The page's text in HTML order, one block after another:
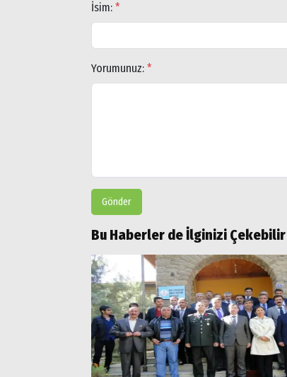
İsim: *
Yorumunuz: *
Gönder
Bu Haberler de İlginizi Çekebilir